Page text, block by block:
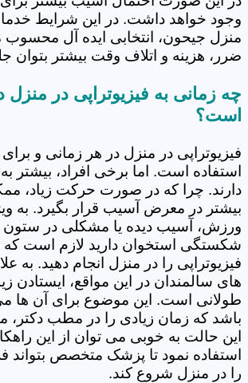
وجود خواهد داشت. در این شرایط
منزل جیحون، انتخابی ایده آل محسوب
ضرر، هزینه و اتلاف وقت بیشتر بتوان
چه زمانی به فیزیوتراپی در منزل
است؟
فیزیوتراپی در منزل در هر زمانی و
استفاده است. اما برخی افراد، بیشتر
دارند. چرا که در صورت حرکت زیاد،
بیشتر در معرض آسیب قرار بگیرد. به
ورزش، آسیب دیده یا مشکلی در ستون
شکستگی استخوان دارید لازم است که
فیزیوتراپی را در منزل انجام دهید. به
های سالمندان در این مواقع، ایستادن
طولانی است. این موضوع برای آن ها می
باشد که زمان زیادی را در مطب دکتر،
این حالت به خوبی می توان از این
استفاده نمود تا پزشک متخصص بتواند
را در منزل شروع کند.